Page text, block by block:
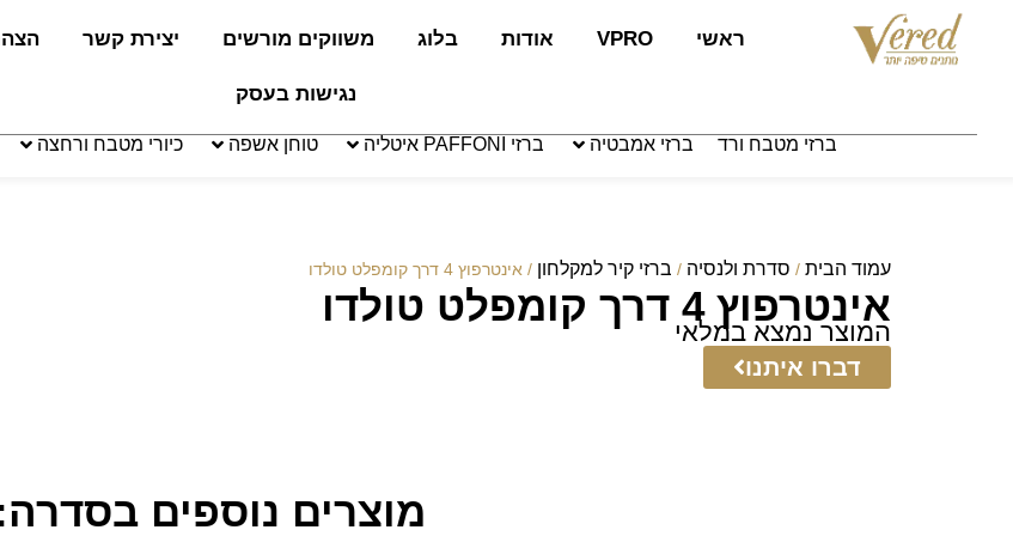
ראשי VPRO אודות בלוג משווקים מורשים יצירת קשר
נגישות בעסק
ברזי מטבח ורד ברזי אמבטיה ברזי PAFFONI איטליה טוחן אשפה כיורי מטבח ורחצה
עמוד הבית / סדרת ולנסיה / ברזי קיר למקלחון / אינטרפוץ 4 דרך קומפלט טולדו
אינטרפוץ 4 דרך קומפלט טולדו
המוצר נמצא במלאי
דברו איתנו
מוצרים נוספים